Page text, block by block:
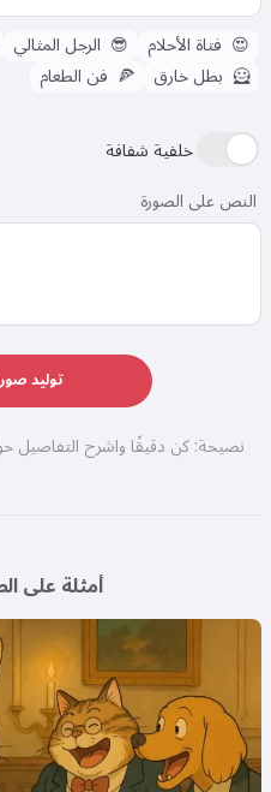
😍 فتاة الأحلام 😎 الرجل المثالي
🦸 بطل خارق 🍕 فن الطعام
خلفية شفافة
النص على الصورة
توليد
نصيحة: كن دقيقًا واشرح التفاصيل
أمثلة على